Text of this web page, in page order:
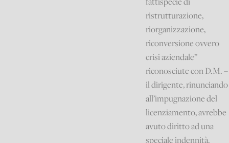
ristrutturazione,
riorganizzazione,
riconversione ovvero
crisi aziendale”
riconosciute con D.M. –
il dirigente, rinunciando
all’impugnazione del
licenziamento, avrebbe
avuto diritto ad una
speciale indennità.